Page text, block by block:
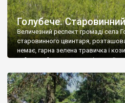
Голубече.
Величезний респект громаді села
старовинного цвинтаря,
немає, гарна зелена травичка і
найкращий регулятор шкідливої,
бруньками, кози ті бруньки
делікатес. На цвинтарі у
різноманітних форм хрестів. Село